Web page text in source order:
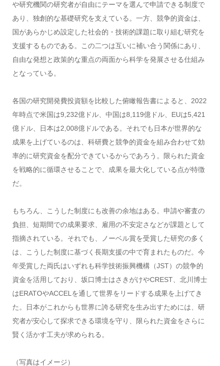
や研究機関の研究者が自由にテーマを選んで申請できる制度で
あり、独創的な基礎研究を支えている。一方、競争的資金は、
国があらかじめ設定した社会的・技術的課題に取り組む研究を
支援するものである。この二つは互いに補い合う関係にあり、
自由な発想と政策的な重点の両面から科学を発展させる仕組み
となっている。
各国の研究開発費投資額を比較した俯瞰報告書によると、2022
年時点で米国は9,232億ドル、中国は8,119億ドル、EUは5,421
億ドル、日本は2,008億ドルである。それでも日本が世界的な
成果を上げているのは、科研費と競争的資金を組み合わせて効
率的に研究資金を配分できているからであろう。限られた資金
を戦略的に循環させることで、成果を最大化している点が特徴
だ。
もちろん、こうした制度にも改善の余地はある。申請や審査の
負担、短期間での成果要求、雇用の不安定さなどが課題として
指摘されている。それでも、ノーベル賞を受賞した研究の多く
は、こうした制度に基づく長期支援の中で育まれたものだ。今
年受賞した両氏はいずれも科学技術振興機構（JST）の競争的
資金を活用しており、坂口博士はさきがけやCREST、北川博士
はERATOやACCELを通して世界をリードする成果を上げてき
た。日本がこれからも世界に誇る研究を生み出すためには、研
究者が安心して探求できる環境を守り、限られた資金をさらに
賢く活かす工夫が求められる。
（写真はイメージ）